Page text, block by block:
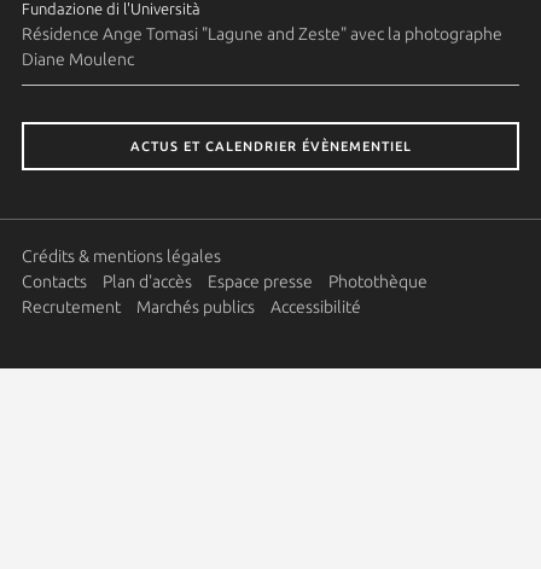
Fundazione di l'Università
Résidence Ange Tomasi "Lagune and Zeste" avec la photographe
Diane Moulenc
ACTUS ET CALENDRIER ÉVÈNEMENTIEL
Crédits & mentions légales
Contacts
Plan d'accès Espace presse
Photothèque
Recrutement
Marchés publics Accessibilité